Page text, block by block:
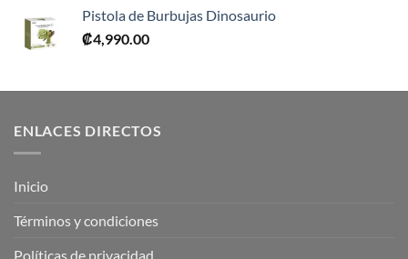
Pistola de Burbujas Dinosaurio
₡4,990.00
ENLACES DIRECTOS
Inicio
Términos y condiciones
Políticas de privacidad